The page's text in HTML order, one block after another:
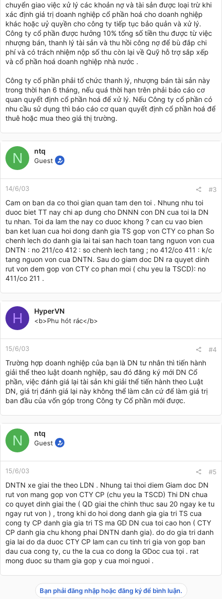
chuyển giao việc xử lý các khoản nợ và tài sản được loại trừ khi
xác định giá trị doanh nghiệp cổ phần hoá cho doanh nghiệp
khác hoặc uỷ quyền cho công ty tiếp tục bảo quản và xử lý.
Công ty cổ phần được hưởng 10% tổng số tiền thu được từ việc
nhượng bán, thanh lý tài sản và thu hồi công nợ để bù đắp chi
phí và có trách nhiệm nộp số thu còn lại về Quỹ hỗ trợ sắp xếp
và cổ phần hoá doanh nghiệp nhà nước .
Công ty cổ phần phải tổ chức thanh lý, nhượng bán tài sản này
trong thời hạn 6 tháng, nếu quá thời hạn trên phải báo cáo cơ
quan quyết định cổ phần hoá để xử lý. Nếu Công ty cổ phần có
nhu cầu sử dụng thì báo cáo cơ quan quyết định cổ phần hoá để
thuê hoặc mua theo giá thị trường.
N ntq
Guest
14/6/03 #3
Cam on ban da co thoi gian quan tam den toi . Nhung nhu toi
duoc biet TT nay chi ap dung cho DNNN con DN cua toi la DN
tu nhan. Toi da lam the nay co duoc khong ? can cu vao bien
ban ket luan cua hoi dong danh gia TS gop von CTY co phan So
chenh lech do danh gia lai tai san hach toan tang nguon von cua
DNTN : no 211/co 412 : so chenh lech tang ; no 412/co 411 : k/c
tang nguon von cua DNTN. Sau do giam doc DN ra quyet dinh
rut von dem gop von CTY co phan moi ( chu yeu la TSCD): no
411/co 211 .
H HyperVN
<b>Phu hót rác</b>
15/6/03 #4
Trường hợp doanh nghiệp của bạn là DN tư nhân thì tiến hành
giải thể theo luật doanh nghiệp, sau đó đăng ký mới DN Cổ
phần, việc đánh giá lại tài sản khi giải thể tiến hành theo Luật
DN, giá trị đánh giá lại này không thể làm căn cứ để làm giá trị
ban đầu của vốn góp trong Công ty Cổ phần mới được.
N ntq
Guest
15/6/03 #5
DNTN xe giai the theo LDN . Nhung tai thoi diem Giam doc DN
rut von mang gop von CTY CP (chu yeu la TSCD) Thi DN chua
co quyet dinh giai the ( QD giai the chinh thuc sau 20 ngay ke tu
ngay rut von ) , trong khi do hoi dong danh gia gia tri TS cua
cong ty CP danh gia gia tri TS ma GD DN cua toi cao hon ( CTY
CP danh gia chu khong phai DNTN danh gia). do do gia tri danh
gia lai do da duoc CTY CP lam can cu tinh tri gia von gop ban
dau cua cong ty, cu the la cua co dong la GDoc cua tọi . rat
mong duoc su tham gia gop y cua moi ng­uoi .
Bạn phải đăng nhập hoặc đăng ký để bình luận.